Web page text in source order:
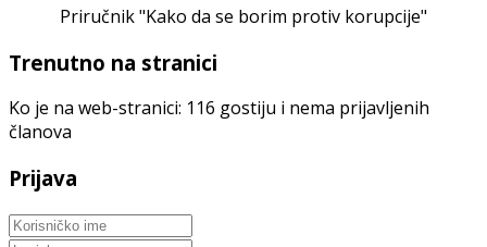
Priručnik "Kako da se borim protiv korupcije"
Trenutno na stranici
Ko je na web-stranici: 116 gostiju i nema prijavljenih
članova
Prijava